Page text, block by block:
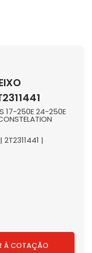
17-250E 24-250E
|
À COTAÇÃO